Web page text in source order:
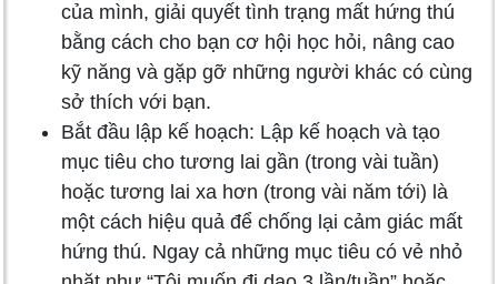
của mình, giải quyết tình trạng mất hứng thú
bằng cách cho bạn cơ hội học hỏi, nâng cao
kỹ năng và gặp gỡ những người khác có cùng
sở thích với bạn.
Bắt đầu lập kế hoạch: Lập kế hoạch và tạo
mục tiêu cho tương lai gần (trong vài tuần)
hoặc tương lai xa hơn (trong vài năm tới) là
một cách hiệu quả để chống lại cảm giác mất
hứng thú. Ngay cả những mục tiêu có vẻ nhỏ